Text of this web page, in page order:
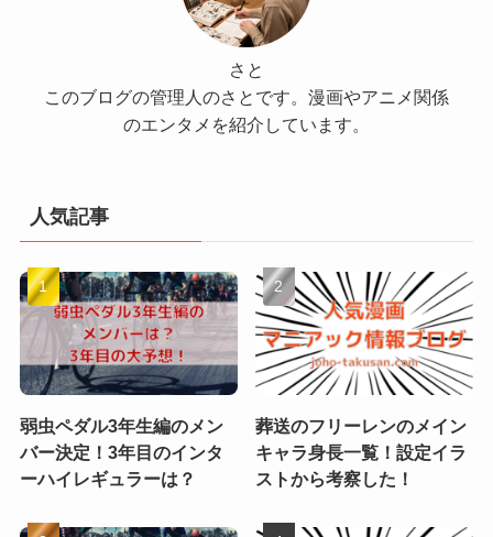
さと
このブログの管理人のさとです。漫画やアニメ関係
のエンタメを紹介しています。
人気記事
弱虫ペダル3年生編のメン
バー決定！3年目のインタ
ーハイレギュラーは？
葬送のフリーレンのメイン
キャラ身長一覧！設定イラ
ストから考察した！